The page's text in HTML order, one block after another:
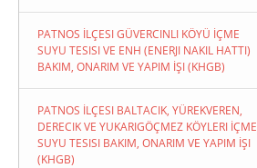
PATNOS İLÇESI GÜVERCINLI KÖYÜ İÇME
SUYU TESISI VE ENH (ENERJI NAKIL HATTI)
BAKIM, ONARIM VE YAPIM İŞI (KHGB)
PATNOS İLÇESI BALTACIK, YÜREKVEREN,
DERECIK VE YUKARIGÖÇMEZ KÖYLERI İÇME
SUYU TESISI BAKIM, ONARIM VE YAPIM İŞI
(KHGB)